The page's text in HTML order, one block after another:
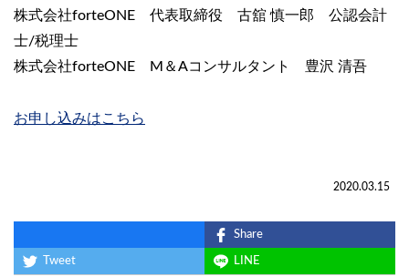
株式会社forteONE 代表取締役 古舘 慎一郎 公認会計
士/税理士
株式会社forteONE M＆Aコンサルタント 豊沢 清吾
お申し込みはこちら
2020.03.15
Share
Tweet LINE